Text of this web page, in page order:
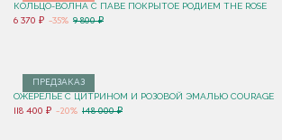
КОЛЬЦО-ВОЛНА С ПАВЕ ПОКРЫТОЕ РОДИЕМ THE ROSE
6 370 ₽ -35% 9 800 ₽
ПРЕДЗАКАЗ
ОЖЕРЕЛЬЕ С ЦИТРИНОМ И РОЗОВОЙ ЭМАЛЬЮ COURAGE
118 400 ₽ -20% 148 000 ₽